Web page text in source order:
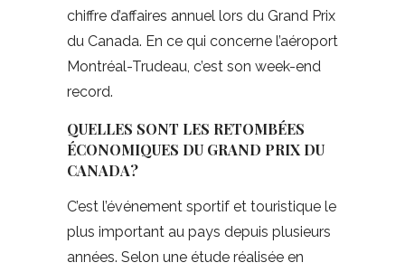
chiffre d’affaires annuel lors du Grand Prix
du Canada. En ce qui concerne l’aéroport
Montréal-Trudeau, c’est son week-end
record.
QUELLES SONT LES RETOMBÉES
ÉCONOMIQUES DU GRAND PRIX DU
CANADA?
C’est l’événement sportif et touristique le
plus important au pays depuis plusieurs
années. Selon une étude réalisée en